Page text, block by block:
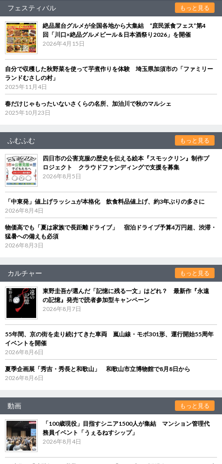
フェスティバル もっと見る
絶品屋台グルメが全国各地から大集結 “庶民派食フェス”第4
回「川口×絶品グルメビール＆日本酒祭り2026」を開催
2026年4月15日
自分で収穫した秋野菜を使って芋煮作りを体験 埼玉県加須市の「ファミリー
ランドむさしの村」
2025年11月4日
春だけじゃもったいないさくらの名所、加治川で秋のマルシェ
2025年10月23日
ふむふむ もっと見る
四日市の公害克服の歴史を伝える絵本『スモックリン』制作プ
ロジェクト クラウドファンディングで支援を募集
2026年8月5日
「中東発」値上げラッシュが本格化 飲食料品値上げ、約3年ぶりの多さに
2026年8月4日
物価高でも「夏は家族で長距離ドライブ」 宿泊ドライブ予算4万円超、渋滞・
猛暑への備えも必須
2026年8月3日
カルチャー もっと見る
東野圭吾が選んだ「記憶に残る一文」はどれ？ 最新作『永遠
の記憶』発売で読者参加型キャンペーン
2026年8月7日
55年間、京の街を走り続けてきた車両 嵐山線・モボ301形、運行開始55周年
イベントを開催
2026年8月6日
夏季企画展「秀吉・秀長と和歌山」 和歌山市立博物館で8月8日から
2026年8月6日
動画 もっと見る
「100歳現役」目指すシニア1500人が集結 マンション管理代
務員イベント「うぇるねすシップ」
2026年8月4日